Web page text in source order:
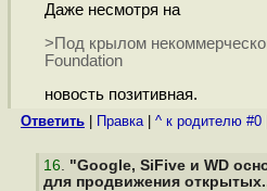
Даже несмотря на
>Под крылом
Foundation
новость позитивная.
Ответить Правка| ^ к родителю #0
16. "Google, SiFive и WD
для продвижения